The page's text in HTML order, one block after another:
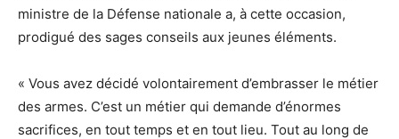
ministre de la Défense nationale a, à cette occasion,
prodigué des sages conseils aux jeunes éléments.
« Vous avez décidé volontairement d’embrasser le métier
des armes. C’est un métier qui demande d’énormes
sacrifices, en tout temps et en tout lieu. Tout au long de